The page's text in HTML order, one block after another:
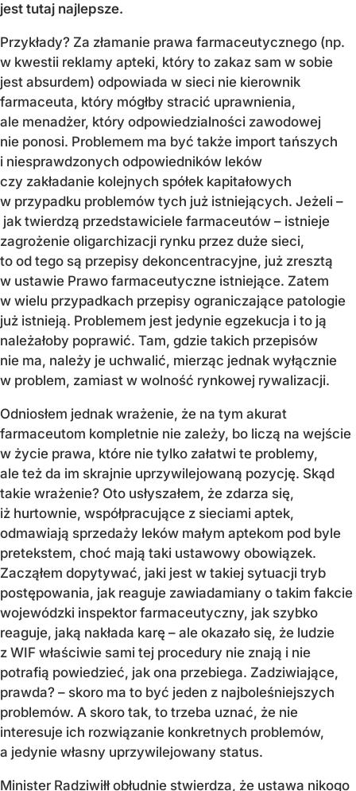
jest tutaj najlepsze.
Przykłady? Za złamanie prawa farmaceutycznego (np.
w kwestii reklamy apteki, który to zakaz sam w sobie
jest absurdem) odpowiada w sieci nie kierownik
farmaceuta, który mógłby stracić uprawnienia,
ale menadżer, który odpowiedzialności zawodowej
nie ponosi. Problemem ma być także import tańszych
i niesprawdzonych odpowiedników leków
czy zakładanie kolejnych spółek kapitałowych
w przypadku problemów tych już istniejących. Jeżeli –
jak twierdzą przedstawiciele farmaceutów – istnieje
zagrożenie oligarchizacji rynku przez duże sieci,
to od tego są przepisy dekoncentracyjne, już zresztą
w ustawie Prawo farmaceutyczne istniejące. Zatem
w wielu przypadkach przepisy ograniczające patologie
już istnieją. Problemem jest jedynie egzekucja i to ją
należałoby poprawić. Tam, gdzie takich przepisów
nie ma, należy je uchwalić, mierząc jednak wyłącznie
w problem, zamiast w wolność rynkowej rywalizacji.
Odniosłem jednak wrażenie, że na tym akurat
farmaceutom kompletnie nie zależy, bo liczą na wejście
w życie prawa, które nie tylko załatwi te problemy,
ale też da im skrajnie uprzywilejowaną pozycję. Skąd
takie wrażenie? Oto usłyszałem, że zdarza się,
iż hurtownie, współpracujące z sieciami aptek,
odmawiają sprzedaży leków małym aptekom pod byle
pretekstem, choć mają taki ustawowy obowiązek.
Zacząłem dopytywać, jaki jest w takiej sytuacji tryb
postępowania, jak reaguje zawiadamiany o takim fakcie
wojewódzki inspektor farmaceutyczny, jak szybko
reaguje, jaką nakłada karę – ale okazało się, że ludzie
z WIF właściwie sami tej procedury nie znają i nie
potrafią powiedzieć, jak ona przebiega. Zadziwiające,
prawda? – skoro ma to być jeden z najboleśniejszych
problemów. A skoro tak, to trzeba uznać, że nie
interesuje ich rozwiązanie konkretnych problemów,
a jedynie własny uprzywilejowany status.
Minister Radziwiłł obłudnie stwierdza, że ustawa nikogo